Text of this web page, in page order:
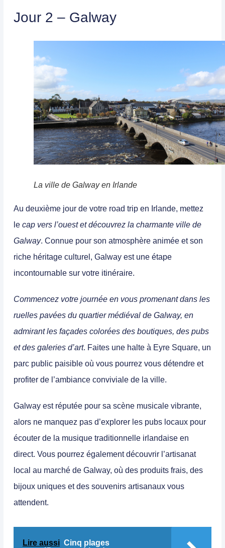
Jour 2 – Galway
La ville de Galway en Irlande
Au deuxième jour de votre road trip en Irlande, mettez
le cap vers l’ouest et découvrez la charmante ville de
Galway. Connue pour son atmosphère animée et son
riche héritage culturel, Galway est une étape
incontournable sur votre itinéraire.
Commencez votre journée en vous promenant dans les
ruelles pavées du quartier médiéval de Galway, en
admirant les façades colorées des boutiques, des pubs
et des galeries d’art. Faites une halte à Eyre Square, un
parc public paisible où vous pourrez vous détendre et
profiter de l’ambiance conviviale de la ville.
Galway est réputée pour sa scène musicale vibrante,
alors ne manquez pas d’explorer les pubs locaux pour
écouter de la musique traditionnelle irlandaise en
direct. Vous pourrez également découvrir l’artisanat
local au marché de Galway, où des produits frais, des
bijoux uniques et des souvenirs artisanaux vous
attendent.
Lire aussi Cinq plages